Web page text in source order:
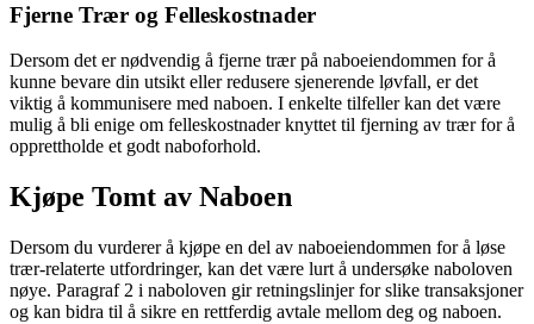
Fjerne Trær og Felleskostnader
Dersom det er nødvendig å fjerne trær på naboeiendommen for å
kunne bevare din utsikt eller redusere sjenerende løvfall, er det
viktig å kommunisere med naboen. I enkelte tilfeller kan det være
mulig å bli enige om felleskostnader knyttet til fjerning av trær for å
opprettholde et godt naboforhold.
Kjøpe Tomt av Naboen
Dersom du vurderer å kjøpe en del av naboeiendommen for å løse
trær-relaterte utfordringer, kan det være lurt å undersøke naboloven
nøye. Paragraf 2 i naboloven gir retningslinjer for slike transaksjoner
og kan bidra til å sikre en rettferdig avtale mellom deg og naboen.